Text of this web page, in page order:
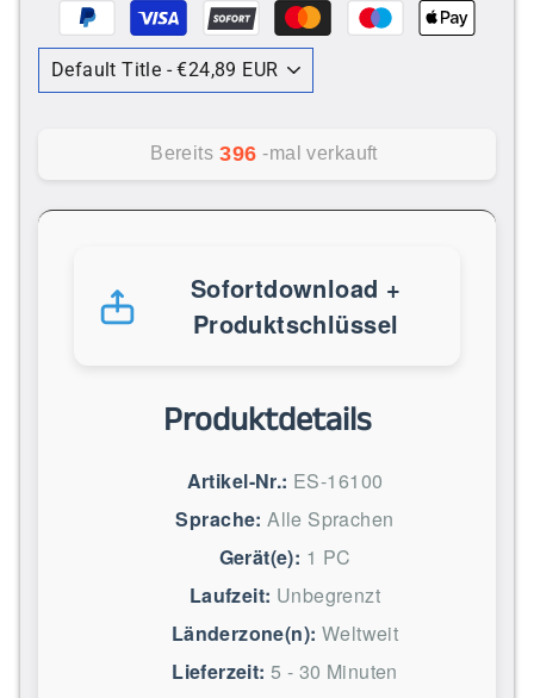
Bereits 396 -mal verkauft
Sofortdownload +
Produktschlüssel
Produktdetails
Artikel-Nr.: ES-16100
Sprache: Alle Sprachen
Gerät(e): 1 PC
Laufzeit: Unbegrenzt
Länderzone(n): Weltweit
Lieferzeit: 5 - 30 Minuten